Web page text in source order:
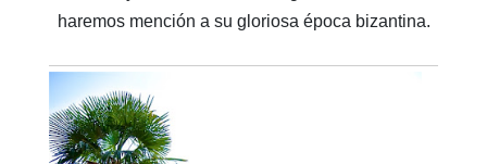
haremos mención a su gloriosa época bizantina.